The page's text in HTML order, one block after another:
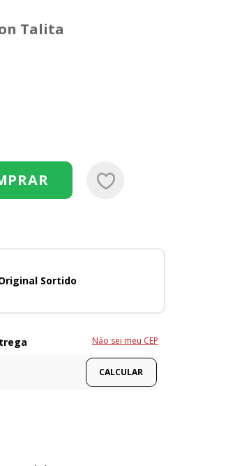
Talita
Sortido
Não sei meu CEP